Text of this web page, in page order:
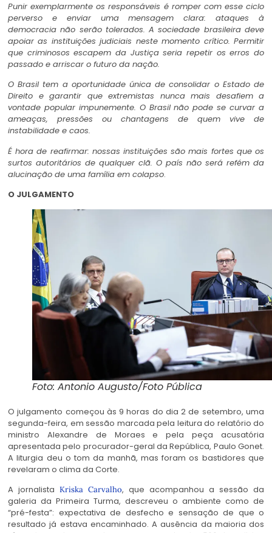
Punir exemplarmente os responsáveis é romper com esse ciclo
perverso e enviar uma mensagem clara: ataques à
democracia não serão tolerados. A sociedade brasileira deve
apoiar as instituições judiciais neste momento crítico. Permitir
que criminosos escapem da Justiça seria repetir os erros do
passado e arriscar o futuro da nação.
O Brasil tem a oportunidade única de consolidar o Estado de
Direito e garantir que extremistas nunca mais desafiem a
vontade popular impunemente. O Brasil não pode se curvar a
ameaças, pressões ou chantagens de quem vive de
instabilidade e caos.
É hora de reafirmar: nossas instituições são mais fortes que os
surtos autoritários de qualquer clã. O país não será refém da
alucinação de uma família em colapso.
O JULGAMENTO
Foto: Antonio Augusto/Foto Pública
O julgamento começou às 9 horas do dia 2 de setembro, uma
segunda-feira, em sessão marcada pela leitura do relatório do
ministro Alexandre de Moraes e pela peça acusatória
apresentada pelo procurador-geral da República, Paulo Gonet.
A liturgia deu o tom da manhã, mas foram os bastidores que
revelaram o clima da Corte.
A jornalista Kriska Carvalho, que acompanhou a sessão da
galeria da Primeira Turma, descreveu o ambiente como de
“pré-festa”: expectativa de desfecho e sensação de que o
resultado já estava encaminhado. A ausência da maioria dos